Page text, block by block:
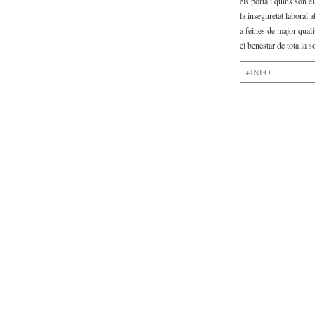
Imatge corporativa
Contacte i localització
la inseguretat laboral
a feines de major
el benestar de tota la
+INFO